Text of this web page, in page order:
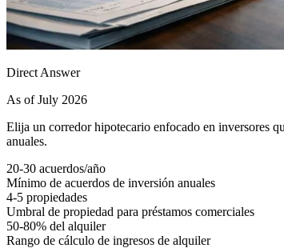
Direct Answer
As of July 2026
Elija un corredor hipotecario enfocado en inversores
anuales.
20-30 acuerdos/año
Mínimo de acuerdos de inversión anuales
4-5 propiedades
Umbral de propiedad para préstamos comerciales
50-80% del alquiler
Rango de cálculo de ingresos de alquiler